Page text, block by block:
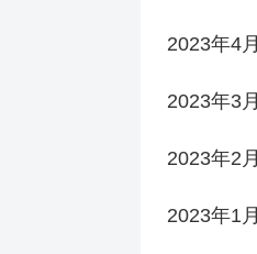
2023年4月
2023年3月
2023年2月
2023年1月